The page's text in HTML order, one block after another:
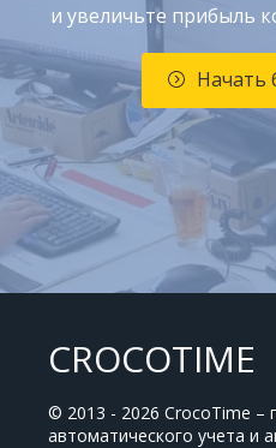
и увеличьте прибыль
Начать
CROCOTIME
© 2013 - 2026 CrocoTime –
автоматического учета и